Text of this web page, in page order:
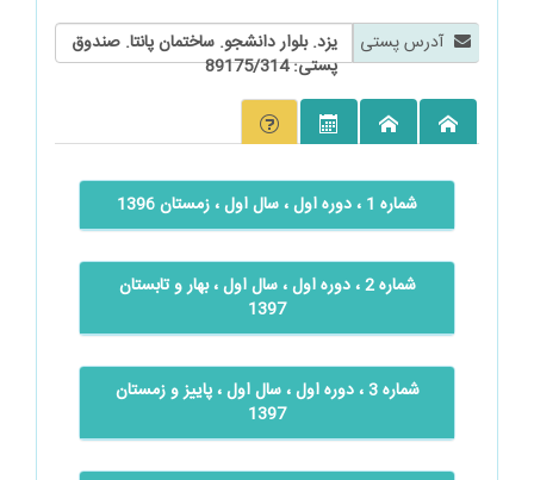
آدرس پستی
یزد. بلوار دانشجو. ساختمان پانتا. صندوق
پستی: 89175/314
شماره 1 ، دوره اول ، سال اول ، زمستان 1396
شماره 2 ، دوره اول ، سال اول ، بهار و تابستان
1397
شماره 3 ، دوره اول ، سال اول ، پاییز و زمستان
1397